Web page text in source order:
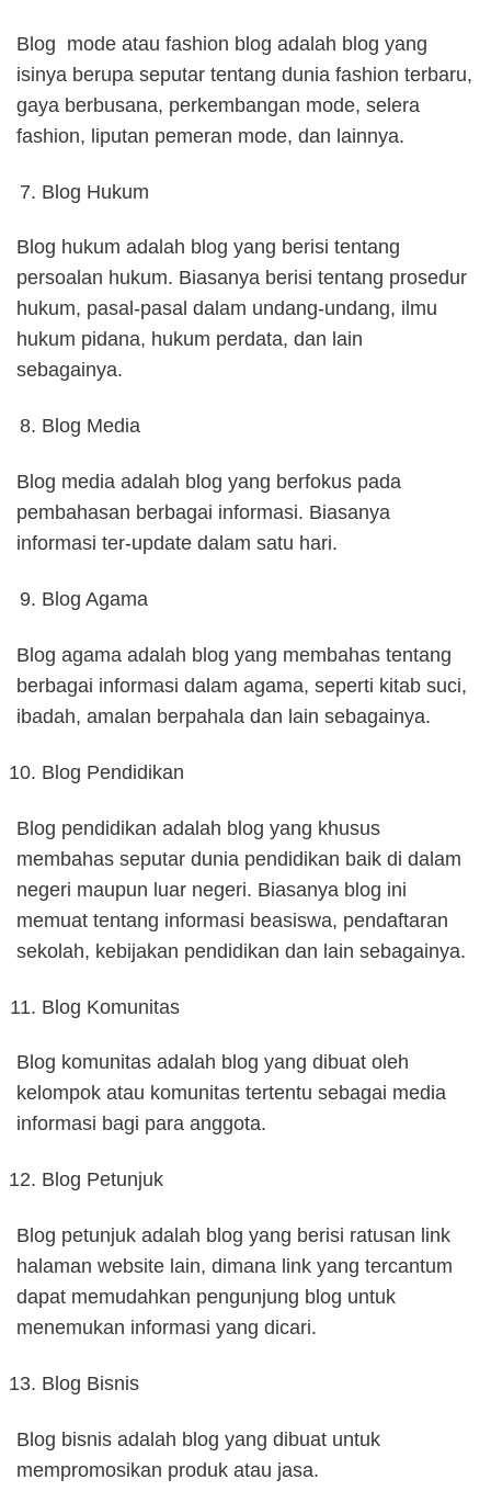
Blog mode atau fashion blog adalah blog yang
isinya berupa seputar tentang dunia fashion terbaru,
gaya berbusana, perkembangan mode, selera
fashion, liputan pemeran mode, dan lainnya.
Blog Hukum
Blog hukum adalah blog yang berisi tentang
persoalan hukum. Biasanya berisi tentang prosedur
hukum, pasal-pasal dalam undang-undang, ilmu
hukum pidana, hukum perdata, dan lain
sebagainya.
Blog Media
Blog media adalah blog yang berfokus pada
pembahasan berbagai informasi. Biasanya
informasi ter-update dalam satu hari.
Blog Agama
Blog agama adalah blog yang membahas tentang
berbagai informasi dalam agama, seperti kitab suci,
ibadah, amalan berpahala dan lain sebagainya.
Blog Pendidikan
Blog pendidikan adalah blog yang khusus
membahas seputar dunia pendidikan baik di dalam
negeri maupun luar negeri. Biasanya blog ini
memuat tentang informasi beasiswa, pendaftaran
sekolah, kebijakan pendidikan dan lain sebagainya.
Blog Komunitas
Blog komunitas adalah blog yang dibuat oleh
kelompok atau komunitas tertentu sebagai media
informasi bagi para anggota.
Blog Petunjuk
Blog petunjuk adalah blog yang berisi ratusan link
halaman website lain, dimana link yang tercantum
dapat memudahkan pengunjung blog untuk
menemukan informasi yang dicari.
Blog Bisnis
Blog bisnis adalah blog yang dibuat untuk
mempromosikan produk atau jasa.